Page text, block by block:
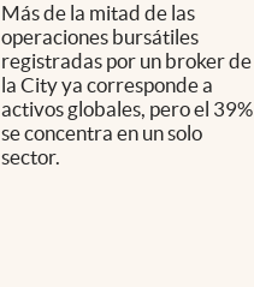
Más de la mitad de las
operaciones bursátiles
registradas por un broker de
la City ya corresponde a
activos globales, pero el 39%
se concentra en un solo
sector.